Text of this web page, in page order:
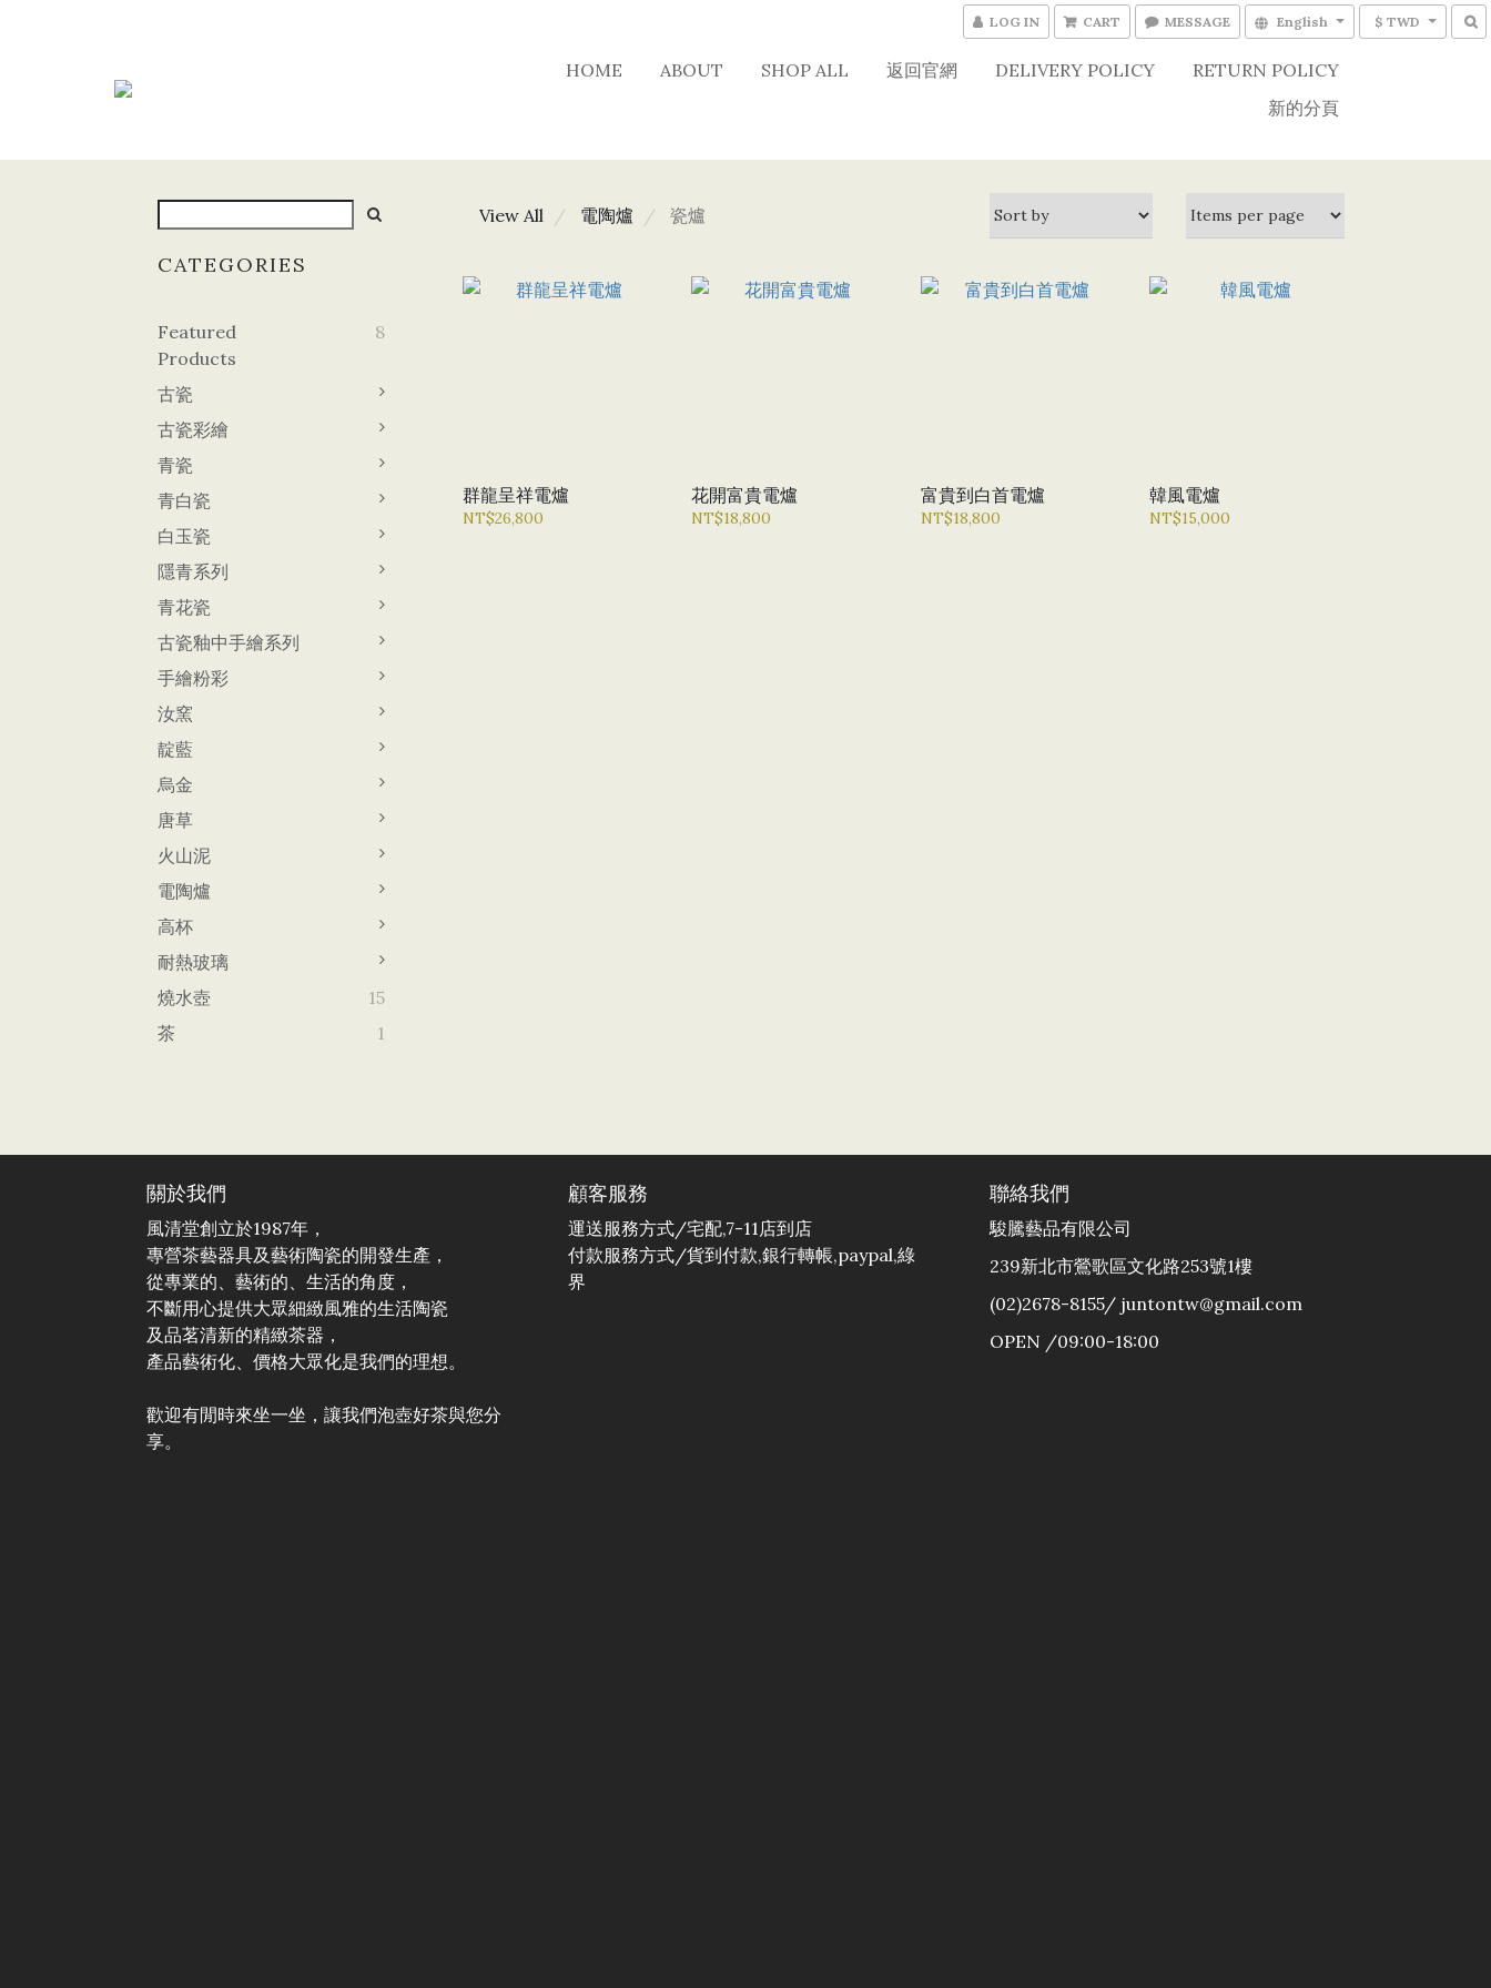
LOG IN CART MESSAGE English $ TWD
HOME ABOUT SHOP ALL 返回官網 DELIVERY POLICY
RETURN POLICY
新的分頁
CATEGORIES
Featured
Products
8
古瓷
古瓷彩繪
青瓷
青白瓷
白玉瓷
隱青系列
青花瓷
古瓷釉中手繪系列
手繪粉彩
汝窯
靛藍
烏金
唐草
火山泥
電陶爐
高杯
耐熱玻璃
燒水壺
15
茶
1
View All 電陶爐 瓷爐
群龍呈祥電爐
NT$26,800
花開富貴電爐
NT$18,800
富貴到白首電爐
NT$18,800
韓風電爐
NT$15,000
關於我們
風清堂創立於1987年，
專營茶藝器具及藝術陶瓷的開發生產，
從專業的、藝術的、生活的角度，
不斷用心提供大眾細緻風雅的生活陶瓷
及品茗清新的精緻茶器，
產品藝術化、價格大眾化是我們的理想。
歡迎有閒時來坐一坐，讓我們泡壺好茶與您分
享。
顧客服務
運送服務方式/宅配,7-11店到店
付款服務方式/貨到付款,銀行轉帳,paypal,綠
界
聯絡我們
駿騰藝品有限公司
239新北市鶯歌區文化路253號1樓
(02)2678-8155/ juntontw@gmail.com
OPEN /09:00-18:00